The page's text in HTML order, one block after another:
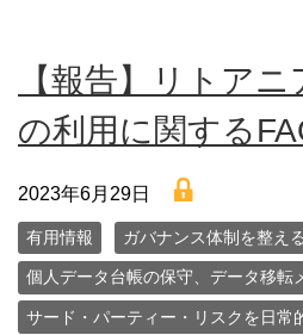
【報告】リトア
の利用に関する
2023年6月29日 lock
有用情報 ガバナンス体制を整える
個人データ台帳の保守、データ移転
サード・パーティー・リスクを日常